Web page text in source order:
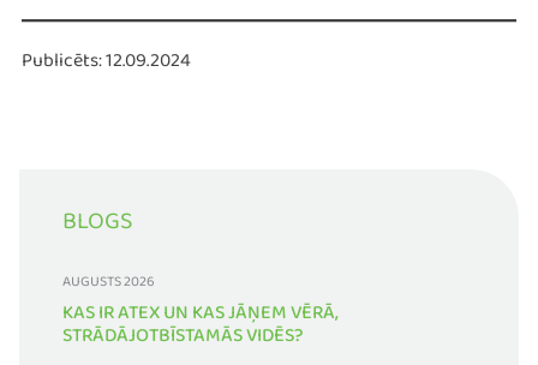
BLOGS
AUGUSTS 2026
KAS IR ATEX UN KAS JĀŅEM VĒRĀ,
STRĀDĀJOTBĪSTAMĀS VIDĒS?
Publicēts: 12.09.2024